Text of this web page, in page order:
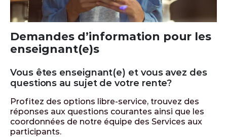
Demandes d’information pour les
enseignant(e)s
Vous êtes enseignant(e) et vous avez des
questions au sujet de votre rente?
Profitez des options libre-service, trouvez des
réponses aux questions courantes ainsi que les
coordonnées de notre équipe des Services aux
participants.